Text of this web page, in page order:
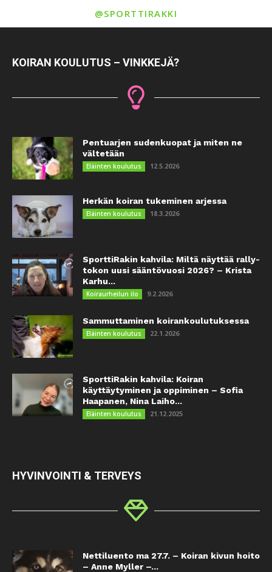
@SPORTTIRAKKI
KOIRAN KOULUTUS – VINKKEJÄ?
Pentuarjen sudenkuopat ja miten ne
vältetään
Eläinten koulutus 12.5.2026
Herkän koiran tukeminen arjessa
Eläinten koulutus 18.3.2026
SporttiRakin kahvila: Miltä näyttää rally-
tokon uusi sääntövuosi 2026? – Krista
Karhu...
Koiraurheilun ilo 9.2.2026
Sammuttaminen koirankoulutuksessa
Eläinten koulutus 22.1.2026
SporttiRakin kahvila: Koiran
käyttäytyminen ja oppiminen – Sofia
Haapanen, Nina Laiho...
Eläinten koulutus 21.12.2025
HYVINVOINTI & TERVEYS
Nettiluento ma 27.7. – Koiran kivun hoito
– Anne Myller –...